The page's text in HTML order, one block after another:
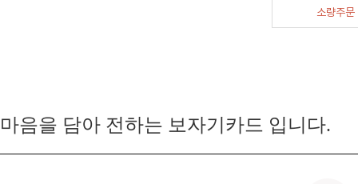
소량주문
마음을 담아 전하는 보자기카드 입니다.